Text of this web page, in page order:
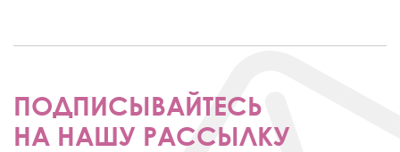
ПОДПИСЫВАЙТЕСЬ
НА НАШУ РАССЫЛКУ